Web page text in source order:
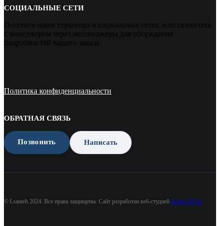
СОЦИАЛЬНЫЕ СЕТИ
Посетите наши страницы в социальных сетях, или свяжитесь
с менеджером через мессенджеры для обсуждения
подробностей вашего заказа
Политика конфиденциальности
ОБРАТНАЯ СВЯЗЬ
Позвонить Написать
© Lsanteh 2024. Все права защищены. Сайт разработан веб-студией Бизнес Идея